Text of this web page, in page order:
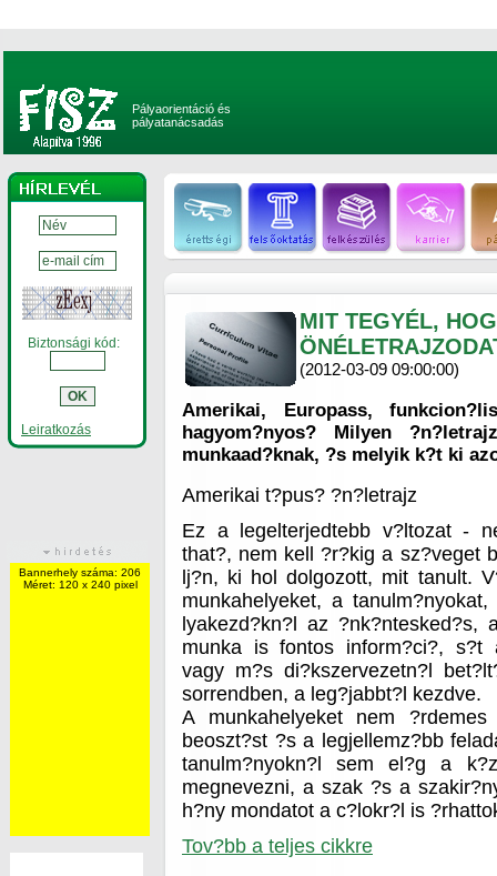
Pályaorientáció és
pályatanácsadás
Biztonsági kód:
Leiratkozás
Bannerhely száma: 206
Méret: 120 x 240 pixel
MIT TEGYÉL,
(2012-03-09 09:00:00)
Amerikai, Europass,
hagyom?nyos? Milyen
munkaad?knak, ?s melyik k?t ki
Amerikai t?pus? ?n?letrajz
Ez a legelterjedtebb v?ltozat -
that?, nem kell ?r?kig a sz?veget
lj?n, ki hol dolgozott, mit tanult.
munkahelyeket, a
lyakezd?kn?l az
munka is fontos inform?ci?, s?t
vagy m?s di?kszervezetn?l
sorrendben, a leg?jabbt?l kezdve.
A munkahelyeket nem
beoszt?st ?s a legjellemz?bb
tanulm?nyokn?l sem el?g a
megnevezni, a szak ?s a
h?ny mondatot a c?lokr?l is
Tov?bb a teljes cikkre